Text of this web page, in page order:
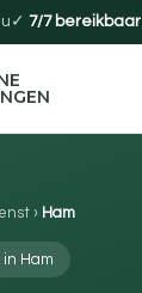
✓ 7/7 bereikbaar
› Ham
Ham